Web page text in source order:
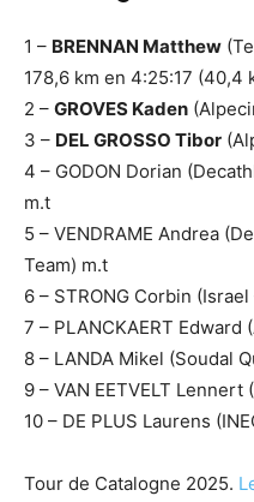
1 – BRENNAN Matthew
178,6 km en 4:25:17 (40,4
2 – GROVES Kaden
3 – DEL GROSSO Tibor
4 – GODON Dorian
m.t
5 – VENDRAME Andrea
Team) m.t
6 – STRONG Corbin
7 – PLANCKAERT
8 – LANDA Mikel (Soudal
9 – VAN EETVELT Lennert
10 – DE PLUS Laurens
Tour de Catalogne 2025.